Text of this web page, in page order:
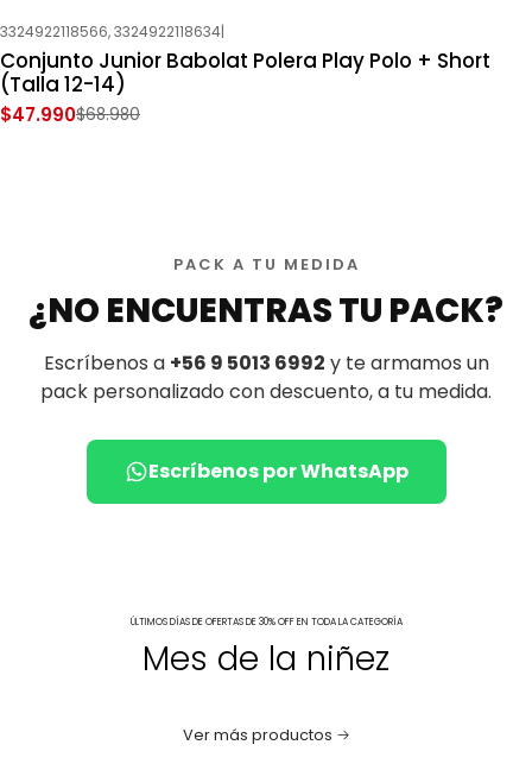
-30%OFF
Nuevo
3324922118566, 3324922118634|
Conjunto Junior Babolat Polera Play Polo + Short
(Talla 12-14)
$47.990$68.980
PACK A TU MEDIDA
¿NO ENCUENTRAS TU PACK?
Escríbenos a +56 9 5013 6992 y te armamos un
pack personalizado con descuento, a tu medida.
Escríbenos por WhatsApp
ÚLTIMOS DÍAS DE OFERTAS DE 30% OFF EN TODA LA CATEGORÍA
Mes de la niñez
Ver más productos